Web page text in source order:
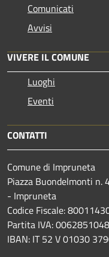
Comunicati
Avvisi
VIVERE IL COMUNE
Luoghi
Eventi
CONTATTI
Comune di Impruneta
Piazza Buondelmonti
- Impruneta
Codice Fiscale:
Partita IVA:
IBAN: IT 52 V 01030